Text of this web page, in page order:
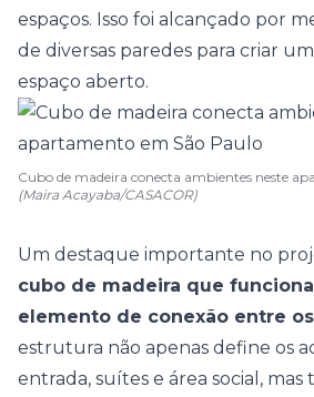
espaços. Isso foi alcançado por
de diversas paredes para criar
espaço aberto.
Cubo de madeira conecta ambientes neste
(Maira Acayaba/CASACOR)
Um destaque importante no
cubo de madeira que
elemento de conexão entre
estrutura não apenas define os
entrada, suítes e área social,